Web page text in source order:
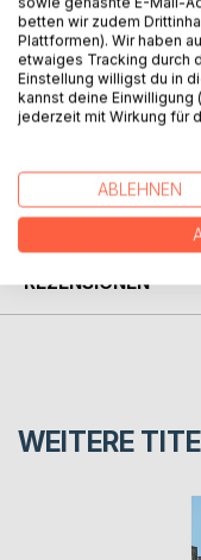
In Hidden Tuscany -
would like to take
mysterious,
PRESSESTIMMEN
REZENSIONEN
WEITERE
betten wir zudem
Plattformen). Wir haben
etwaiges Tracking durch
Einstellung willigst du in
kannst deine Einwilligung
jederzeit mit Wirkung für
ABLEHNEN